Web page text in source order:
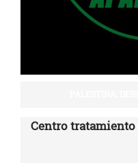
Centro tratamiento